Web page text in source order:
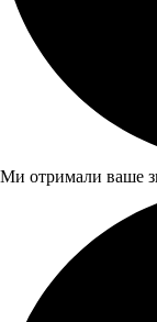
Ми отримали ваше